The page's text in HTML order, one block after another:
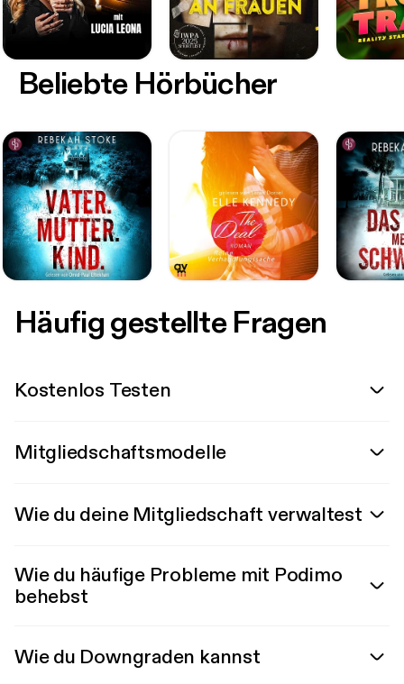
Beliebte Hörbücher
Häufig gestellte Fragen
Kostenlos Testen
Mitgliedschaftsmodelle
Wie du deine Mitgliedschaft verwaltest
Wie du häufige Probleme mit Podimo
behebst
Wie du Downgraden kannst